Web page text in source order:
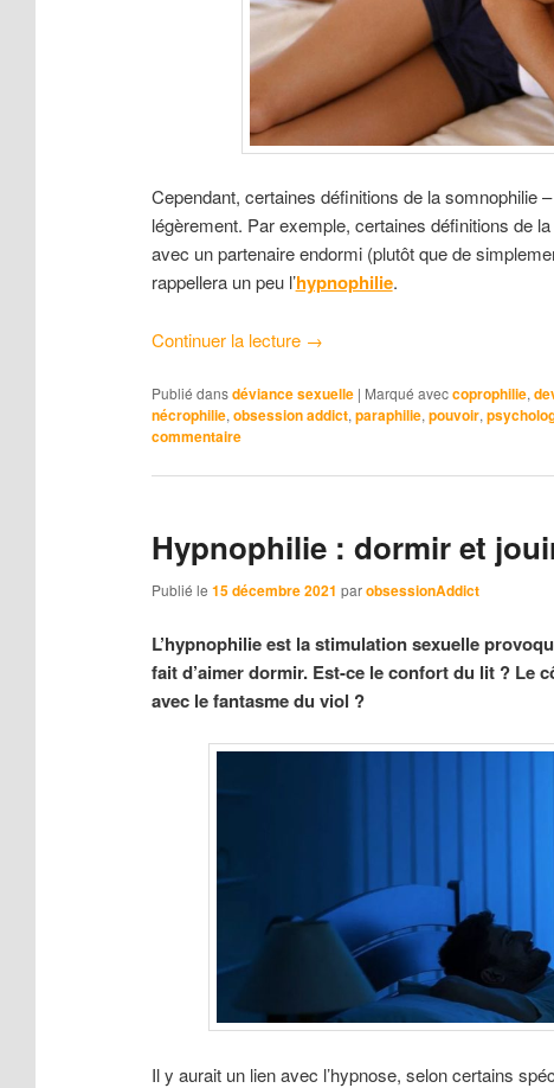
Cependant, certaines définitions de la somnophilie
légèrement. Par exemple, certaines définitions de
avec un partenaire endormi (plutôt que de
rappellera un peu l’hypnophilie.
Continuer la lecture →
Publié dans déviance sexuelle | Marqué avec coprophilie,
nécrophilie, obsession addict, paraphilie, pouvoir,
commentaire
Hypnophilie : dormir et
Publié le 15 décembre 2021 parobsessionAddict
L’hypnophilie est la stimulation sexuelle
fait d’aimer dormir. Est-ce le confort du lit ? Le
avec le fantasme du viol ?
Il y aurait un lien avec l’hypnose, selon certains